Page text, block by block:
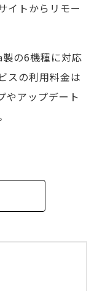
イトからリモー
の6機種に対応
スの利用料金は
やアップデート